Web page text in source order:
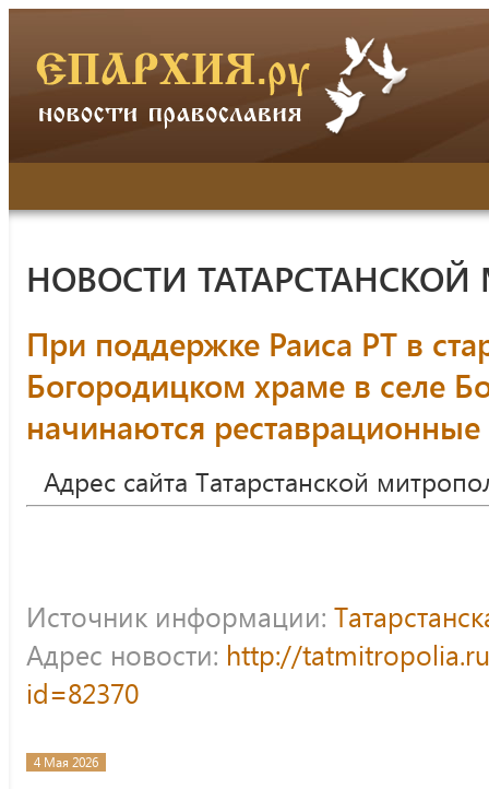
НОВОСТИ
При поддержке Раиса РТ в
Богородицком храме в селе
начинаются
Адрес сайта Татарстанской
Источник информации:
Адрес новости: http://
id=82370
4 Мая 2026